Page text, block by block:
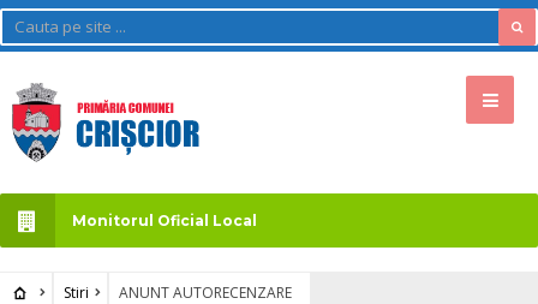
Monitorul Oficial Local
Stiri ANUNT AUTORECENZARE